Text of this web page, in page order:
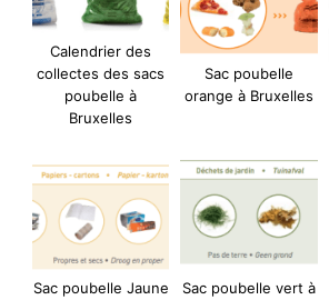
Calendrier des
collectes des sacs
poubelle à
Bruxelles
Sac poubelle
orange à Bruxelles
Sac poubelle Jaune
Sac poubelle vert à